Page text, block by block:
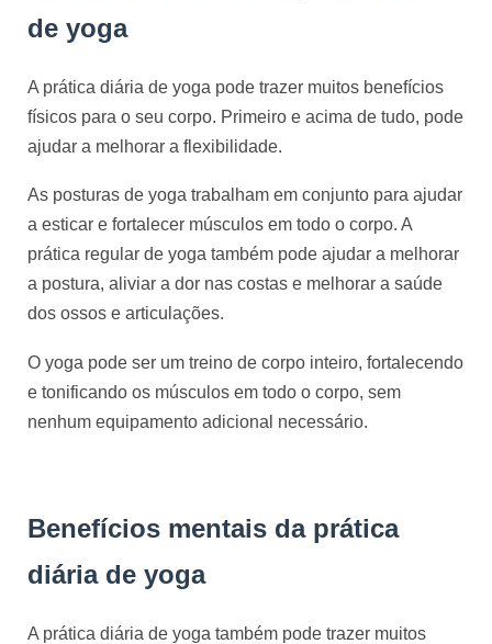
de yoga
A prática diária de yoga pode trazer muitos benefícios
físicos para o seu corpo. Primeiro e acima de tudo, pode
ajudar a melhorar a flexibilidade.
As posturas de yoga trabalham em conjunto para ajudar
a esticar e fortalecer músculos em todo o corpo. A
prática regular de yoga também pode ajudar a melhorar
a postura, aliviar a dor nas costas e melhorar a saúde
dos ossos e articulações.
O yoga pode ser um treino de corpo inteiro, fortalecendo
e tonificando os músculos em todo o corpo, sem
nenhum equipamento adicional necessário.
Benefícios mentais da prática
diária de yoga
A prática diária de yoga também pode trazer muitos